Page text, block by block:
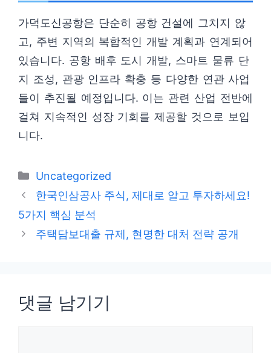
가덕도신공항은 단순히 공항 건설에 그치지 않
고, 주변 지역의 복합적인 개발 계획과 연계되어
있습니다. 공항 배후 도시 개발, 스마트 물류 단
지 조성, 관광 인프라 확충 등 다양한 연관 사업
들이 추진될 예정입니다. 이는 관련 산업 전반에
걸쳐 지속적인 성장 기회를 제공할 것으로 보입
니다.
카
테
리
Uncategorized
한국인삼공사 주식, 제대로 알고 투자하세요!
5가지 핵심 분석
주택담보대출 규제, 현명한 대처 전략 공개
댓글 남기기